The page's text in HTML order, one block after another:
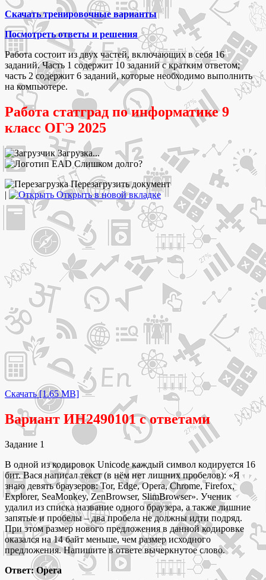
Скачать тренировочные варианты
Посмотреть ответы и решения
Работа состоит из двух частей, включающих в себя 16
заданий. Часть 1 содержит 10 заданий с кратким ответом;
часть 2 содержит 6 заданий, которые необходимо выполнить
на компьютере.
Работа статград по информатике 9
класс ОГЭ 2025
Загрузка...
Слишком долго?
Перезагрузить документ
|
Открыть в новой вкладке
Скачать [1.65 MB]
Вариант ИН2490101 с ответами
Задание 1
В одной из кодировок Unicode каждый символ кодируется 16
бит. Вася написал текст (в нём нет лишних пробелов): «Я
знаю девять браузеров: Tor, Edge, Opera, Chrome, Firefox,
Explorer, SeaMonkey, ZenBrowser, SlimBrowser». Ученик
удалил из списка название одного браузера, а также лишние
запятые и пробелы – два пробела не должны идти подряд.
При этом размер нового предложения в данной кодировке
оказался на 14 байт меньше, чем размер исходного
предложения. Напишите в ответе вычеркнутое слово.
Ответ: Opera